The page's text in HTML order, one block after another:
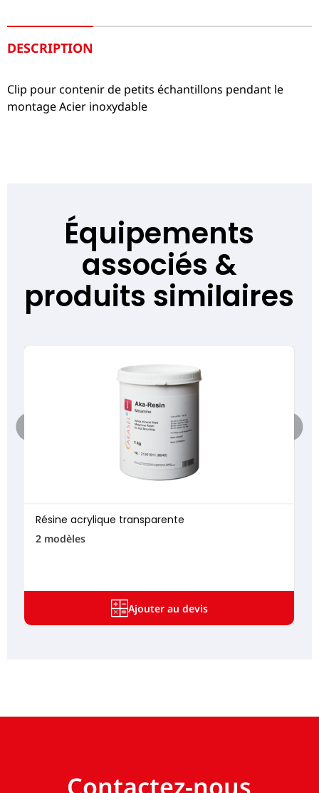
DESCRIPTION
Clip pour contenir de petits échantillons pendant le
montage Acier inoxydable
Équipements
associés &
produits similaires
Résine acrylique transparente
2 modèles
Ajouter au devis